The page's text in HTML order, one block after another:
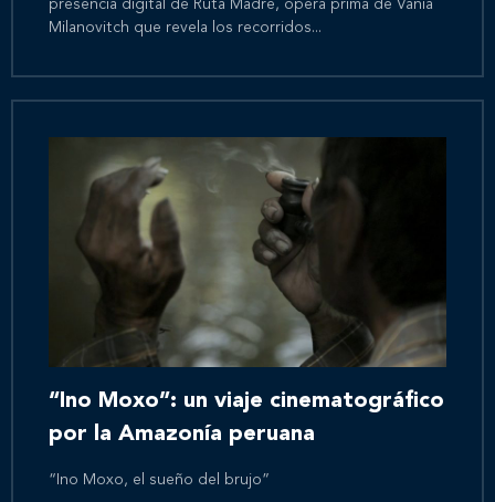
Inicio
Nosotros
Nuestros servicios
Nuestros clientes
Novedades
presencia digital de Ruta Madre, ópera prima de Vania
Milanovitch que revela los recorridos...
“Ino Moxo”: un viaje cinematográfico
por la Amazonía peruana
“Ino Moxo, el sueño del brujo”